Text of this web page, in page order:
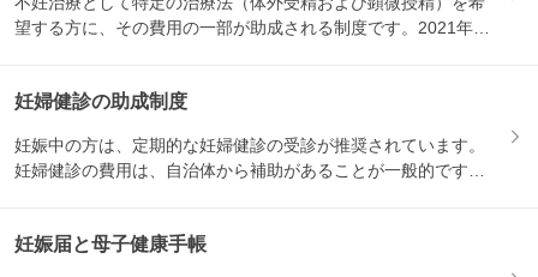
望する方に、その費用の一部が助成される制度です。2021年1
妊婦健診の助成制度
妊娠中の方は、定期的な妊婦健診の受診が推奨されています。
妊婦健診の費用は、自治体から補助があることが一般的です。
妊娠届と母子健康手帳